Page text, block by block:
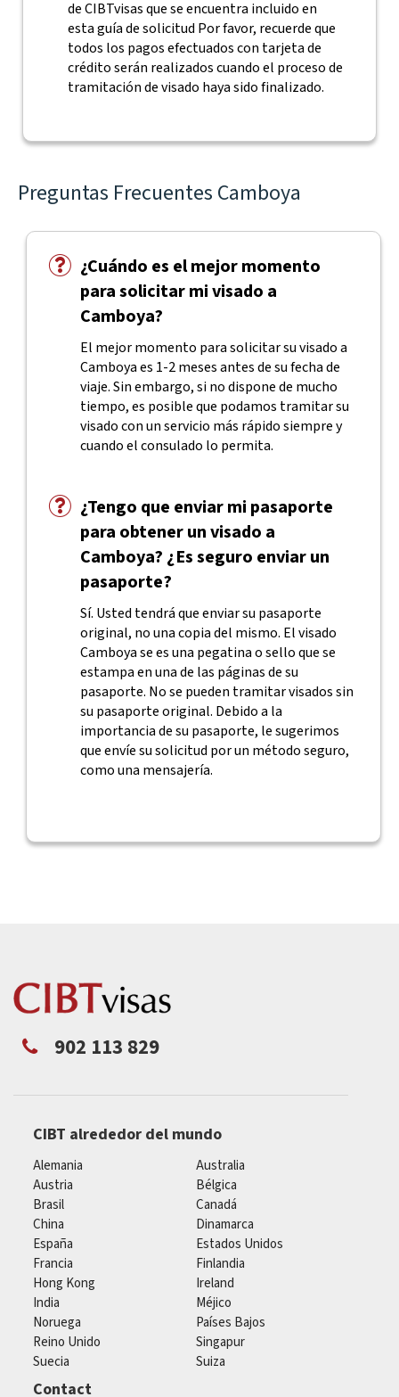
de CIBTvisas que se encuentra incluido en
esta guía de solicitud Por favor, recuerde que
todos los pagos efectuados con tarjeta de
crédito serán realizados cuando el proceso de
tramitación de visado haya sido finalizado.
Preguntas Frecuentes Camboya
¿Cuándo es el mejor momento
para solicitar mi visado a
Camboya?
El mejor momento para solicitar su visado a
Camboya es 1-2 meses antes de su fecha de
viaje. Sin embargo, si no dispone de mucho
tiempo, es posible que podamos tramitar su
visado con un servicio más rápido siempre y
cuando el consulado lo permita.
¿Tengo que enviar mi pasaporte
para obtener un visado a
Camboya? ¿Es seguro enviar un
pasaporte?
Sí. Usted tendrá que enviar su pasaporte
original, no una copia del mismo. El visado
Camboya se es una pegatina o sello que se
estampa en una de las páginas de su
pasaporte. No se pueden tramitar visados sin
su pasaporte original. Debido a la
importancia de su pasaporte, le sugerimos
que envíe su solicitud por un método seguro,
como una mensajería.
902 113 829
CIBT alrededor del mundo
Alemania
Australia
Austria
Bélgica
Brasil
Canadá
China
Dinamarca
España
Estados Unidos
Francia
Finlandia
Hong Kong
Ireland
India
Méjico
Noruega
Países Bajos
Reino Unido
Singapur
Suecia
Suiza
Contact